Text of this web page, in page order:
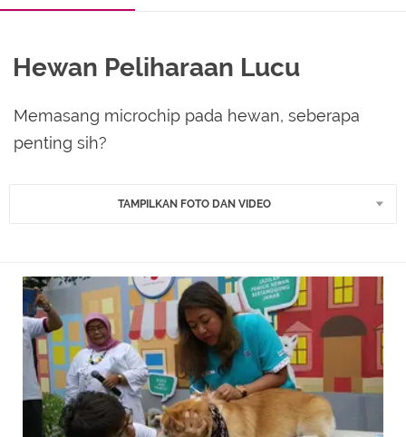
Hewan Peliharaan Lucu
Memasang microchip pada hewan, seberapa
penting sih?
TAMPILKAN FOTO DAN VIDEO